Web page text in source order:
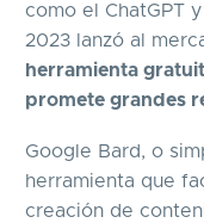
como el ChatGPT
2023 lanzó al
herramienta
promete grandes
Google Bard, o
herramienta que
creación de